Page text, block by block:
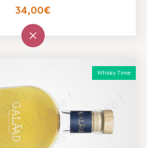
34,00€
Whisky Time